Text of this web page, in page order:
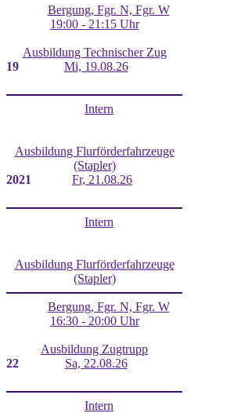
Bergung, Fgr. N, Fgr. W
19:00 - 21:15 Uhr
Ausbildung Technischer Zug
19
Mi, 19.08.26
Intern
Ausbildung Flurförderfahrzeuge
(Stapler)
2021 Fr, 21.08.26
Intern
Ausbildung Flurförderfahrzeuge
(Stapler)
Bergung, Fgr. N, Fgr. W
16:30 - 20:00 Uhr
Ausbildung Zugtrupp
22
Sa, 22.08.26
Intern